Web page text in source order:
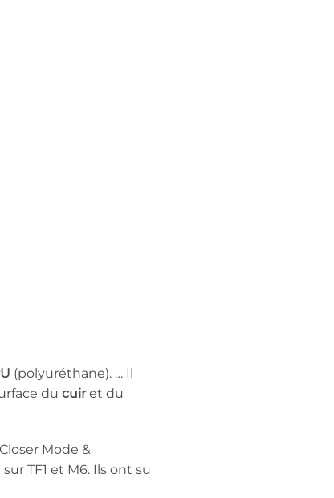
(polyuréthane). … Il
du cuiret du
Mode &
TF1 et M6. Ils ont su